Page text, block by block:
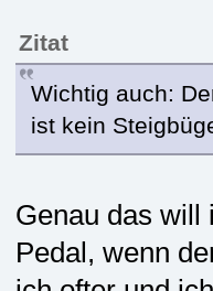
Zitat
Wichtig auch:
ist kein
Genau das will
Pedal, wenn